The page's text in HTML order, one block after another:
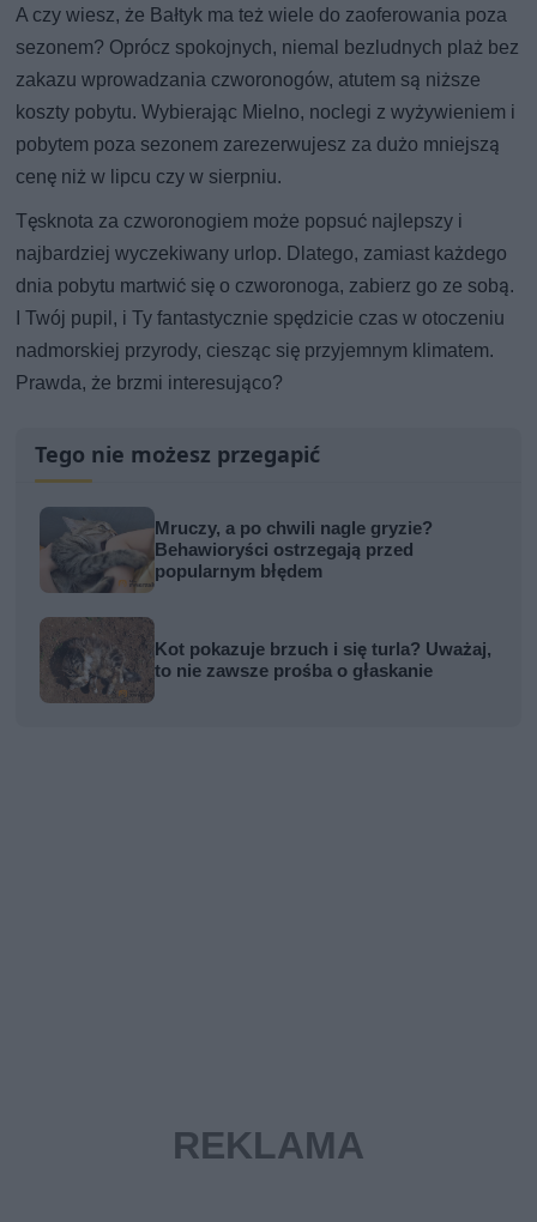
A czy wiesz, że Bałtyk ma też wiele do zaoferowania poza
sezonem? Oprócz spokojnych, niemal bezludnych plaż bez
zakazu wprowadzania czworonogów, atutem są niższe
koszty pobytu. Wybierając Mielno, noclegi z wyżywieniem i
pobytem poza sezonem zarezerwujesz za dużo mniejszą
cenę niż w lipcu czy w sierpniu.
Tęsknota za czworonogiem może popsuć najlepszy i
najbardziej wyczekiwany urlop. Dlatego, zamiast każdego
dnia pobytu martwić się o czworonoga, zabierz go ze sobą.
I Twój pupil, i Ty fantastycznie spędzicie czas w otoczeniu
nadmorskiej przyrody, ciesząc się przyjemnym klimatem.
Prawda, że brzmi interesująco?
Tego nie możesz przegapić
Mruczy, a po chwili nagle gryzie?
Behawioryści ostrzegają przed
popularnym błędem
Kot pokazuje brzuch i się turla? Uważaj,
to nie zawsze prośba o głaskanie